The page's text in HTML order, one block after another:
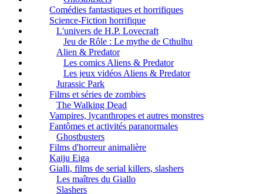
Comédies fantastiques et horrifiques
Science-Fiction horrifique
L'univers de H.P. Lovecraft
Jeu de Rôle : Le mythe de Cthulhu
Alien & Predator
Les comics Aliens & Predator
Les jeux vidéos Aliens & Predator
Jurassic Park
Films et séries de zombies
The Walking Dead
Vampires, lycanthropes et autres monstres
Fantômes et activités paranormales
Ghostbusters
Films d'horreur animalière
Kaiju Eiga
Gialli, films de serial killers, slashers
Les maîtres du Giallo
Slashers